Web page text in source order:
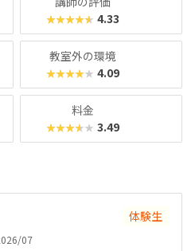
回）、マスターコースは11,00
ト費2,860円（80分×月2
外、追加料金もかかりませ
さ、ある程度「勉強」の雰囲
スクールです。
★★★★★ 4.33
教室外の環境
★★★★★ 4.09
料金
★★★★★ 3.49
体験生
07